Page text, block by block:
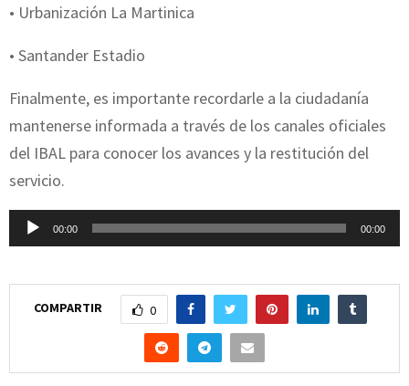
• Urbanización La Martinica
• Santander Estadio
Finalmente, es importante recordarle a la ciudadanía
mantenerse informada a través de los canales oficiales
del IBAL para conocer los avances y la restitución del
servicio.
e
00:00 00:00
COMPARTIR 0